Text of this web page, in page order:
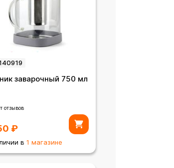
заварочный 750 мл
отзывов
₽
в 1 магазине